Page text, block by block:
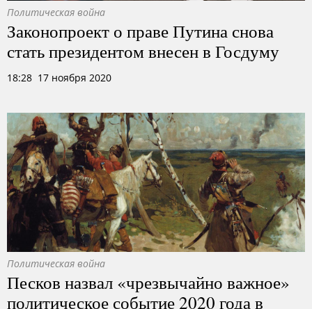
Политическая война
Законопроект о праве Путина снова
стать президентом внесен в Госдуму
18:28 17 ноября 2020
Политическая война
Песков назвал «чрезвычайно важное»
политическое событие 2020 года в